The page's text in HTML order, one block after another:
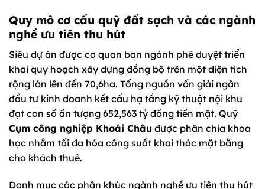
Quy mô cơ cấu quỹ đất sạch và các ngành
nghề ưu tiên thu hút
Siêu dự án được cơ quan ban ngành phê duyệt triển
khai quy hoạch xây dựng đồng bộ trên một diện tích
rộng lớn lên đến 70,6ha. Tổng nguồn vốn giải ngân
đầu tư kinh doanh kết cấu hạ tầng kỹ thuật nội khu
đạt con số ấn tượng 652,563 tỷ đồng tiền mặt. Quỹ
Cụm công nghiệp Khoái Châu được phân chia khoa
học nhằm tối đa hóa công suất khai thác mặt bằng
cho khách thuê.
Danh mục các phân khúc ngành nghề ưu tiên thu hút